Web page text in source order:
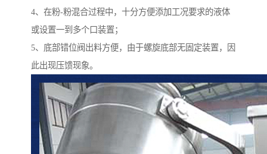
4、在粉-粉混合过程中，十分方便添加工况要求的液体
或设置一到多个口装置；
5、底部错位阀出料方便，由于螺旋底部无固定装置，因
此出现压馈现象。